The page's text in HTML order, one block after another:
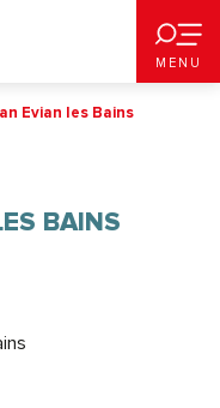
MENU
Evian les Bains
BAINS